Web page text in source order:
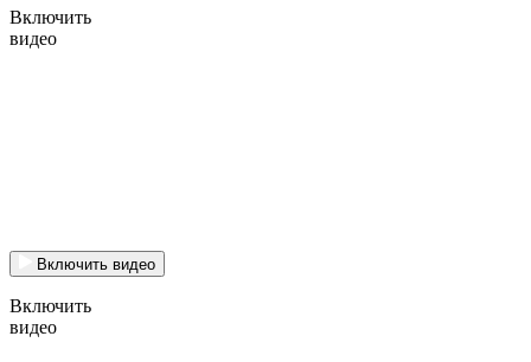
Включить
видео
Включить видео
Включить
видео